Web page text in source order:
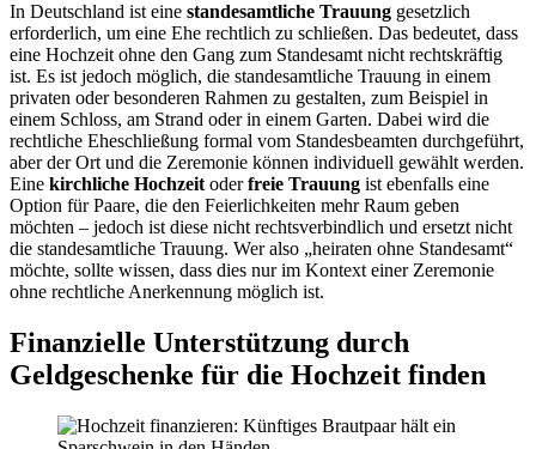
In Deutschland ist eine standesamtliche Trauung gesetzlich
erforderlich, um eine Ehe rechtlich zu schließen. Das bedeutet, dass
eine Hochzeit ohne den Gang zum Standesamt nicht rechtskräftig
ist. Es ist jedoch möglich, die standesamtliche Trauung in einem
privaten oder besonderen Rahmen zu gestalten, zum Beispiel in
einem Schloss, am Strand oder in einem Garten. Dabei wird die
rechtliche Eheschließung formal vom Standesbeamten durchgeführt,
aber der Ort und die Zeremonie können individuell gewählt werden.
Eine kirchliche Hochzeit oderfreie Trauung ist ebenfalls eine
Option für Paare, die den Feierlichkeiten mehr Raum geben
möchten – jedoch ist diese nicht rechtsverbindlich und ersetzt nicht
die standesamtliche Trauung. Wer also „heiraten ohne Standesamt“
möchte, sollte wissen, dass dies nur im Kontext einer Zeremonie
ohne rechtliche Anerkennung möglich ist.
Finanzielle Unterstützung durch
Geldgeschenke für die Hochzeit finden